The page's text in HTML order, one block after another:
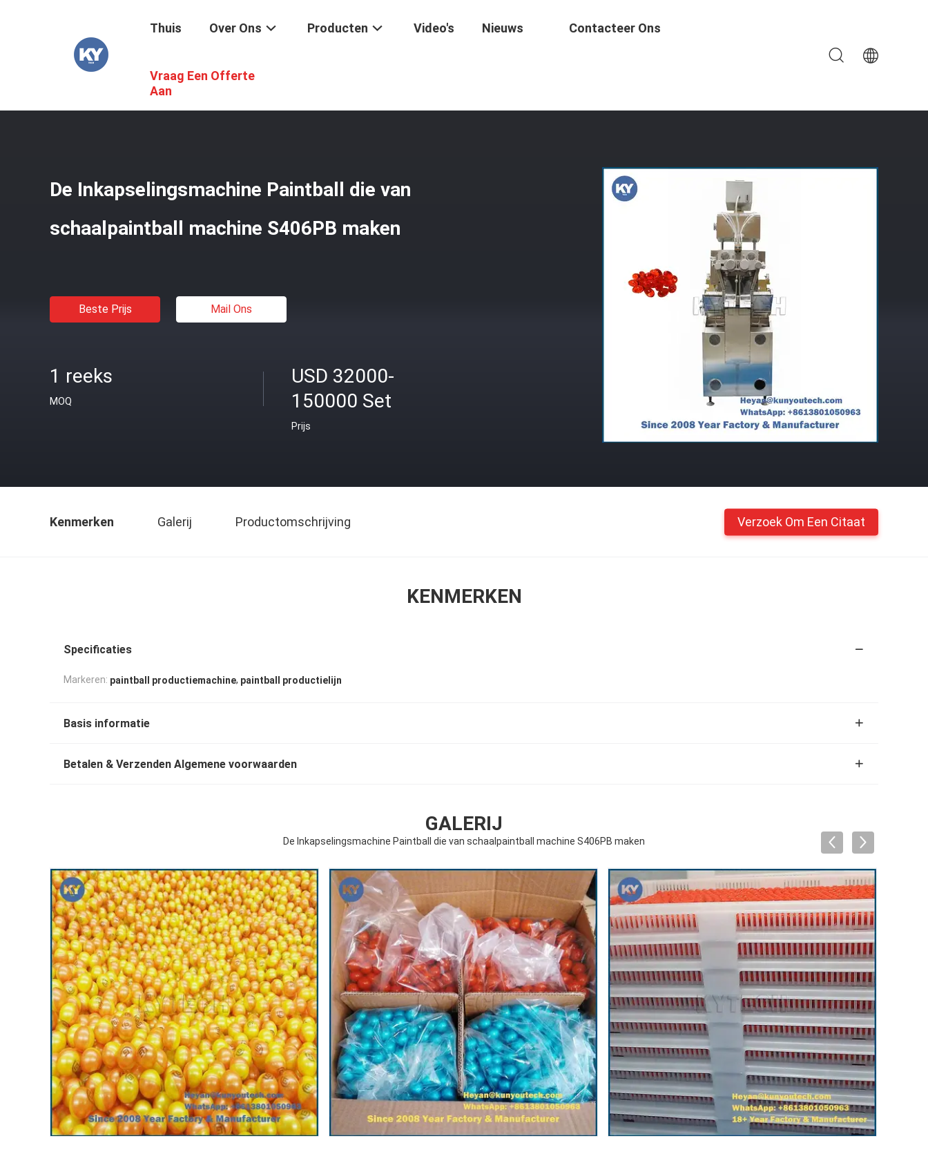
Thuis Over Ons Producten Video's Nieuws Contacteer Ons
Vraag Een Offerte
Aan
Producten De Machine Van De Paintballinkapseling
De Inkapselingsmachine Paintball die van
schaalpaintball machine S406PB maken
Beste Prijs Mail Ons
1 reeks
MOQ
USD 32000-
150000 Set
Prijs
Kenmerken Galerij Productomschrijving Verzoek Om Een Citaat
KENMERKEN
Specificaties
Markeren: paintball productiemachine, paintball productielijn
Basis informatie
Betalen & Verzenden Algemene voorwaarden
GALERIJ
De Inkapselingsmachine Paintball die van schaalpaintball machine S406PB maken